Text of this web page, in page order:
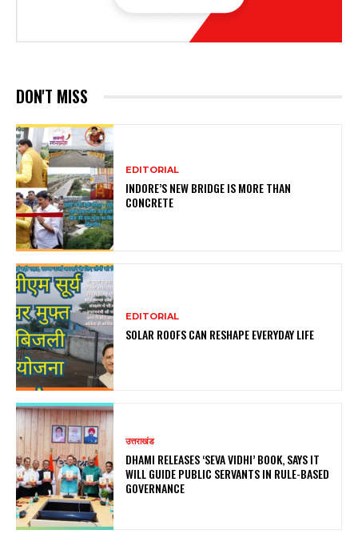
DON'T MISS
EDITORIAL
INDORE’S NEW BRIDGE IS MORE THAN
CONCRETE
EDITORIAL
SOLAR ROOFS CAN RESHAPE EVERYDAY LIFE
उत्तराखंड
DHAMI RELEASES ‘SEVA VIDHI’ BOOK, SAYS IT
WILL GUIDE PUBLIC SERVANTS IN RULE-BASED
GOVERNANCE